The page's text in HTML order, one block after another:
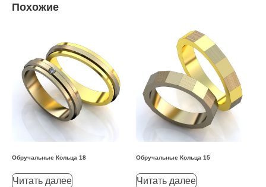
Похожие
Обручальные Кольца 18
Читать далее
Обручальные Кольца 15
Читать далее